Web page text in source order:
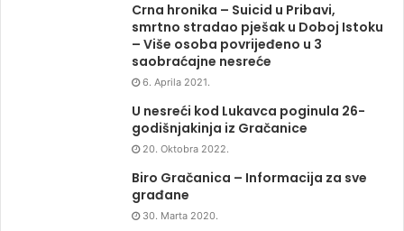
Crna hronika – Suicid u Pribavi,
smrtno stradao pješak u Doboj Istoku
– Više osoba povrijeđeno u 3
saobraćajne nesreće
6. Aprila 2021.
U nesreći kod Lukavca poginula 26-
godišnjakinja iz Gračanice
20. Oktobra 2022.
Biro Gračanica – Informacija za sve
građane
30. Marta 2020.